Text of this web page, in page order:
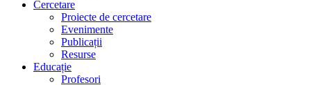
Cercetare
Proiecte de cercetare
Evenimente
Publicații
Resurse
Educație
Profesori